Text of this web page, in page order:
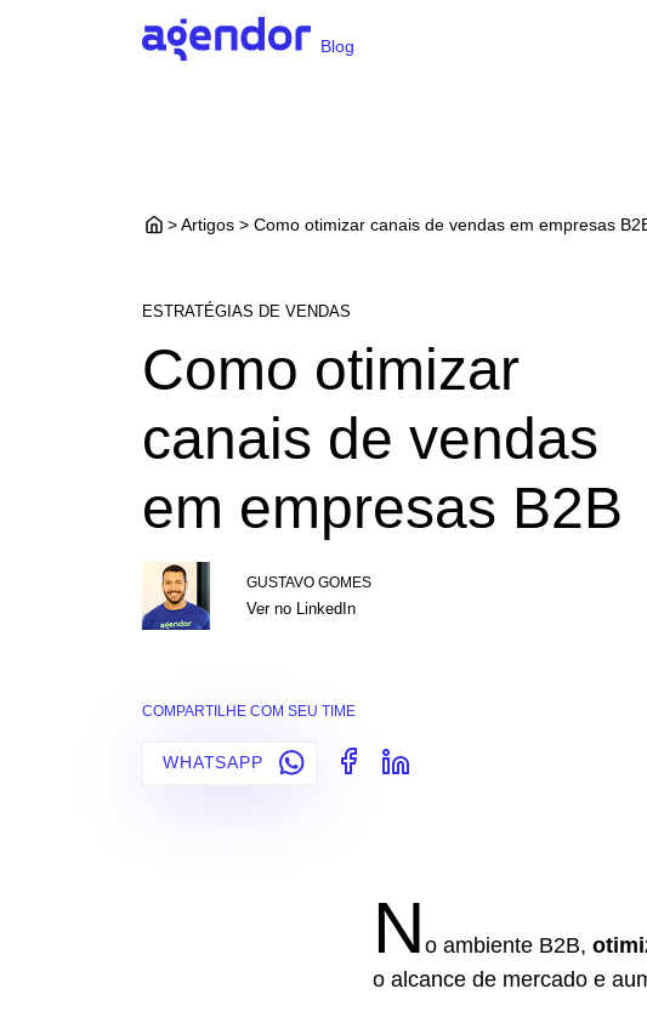
Blog
> Artigos > Como otimizar canais de vendas em empresas
ESTRATÉGIAS DE VENDAS
Como otimizar
canais de vendas
em empresas B2B
GUSTAVO GOMES
Ver no LinkedIn
COMPARTILHE COM SEU TIME
WHATSAPP
N o ambiente B2B,
o alcance de mercado e